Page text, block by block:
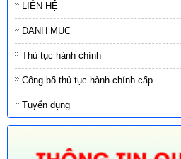
LIÊN HỆ
DANH MỤC
Thủ tục hành chính
Công bố thủ tục hành chính cấp
Tuyển dụng